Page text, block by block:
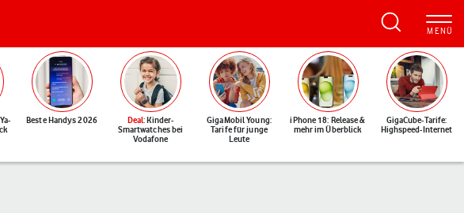
Beste Handys 2026 Deal: Kinder-
Smartwatches bei
Vodafone
GigaMobil Young:
Tarife für junge
Leute
iPhone 18: Release &
mehr im Überblick
GigaCube-Tarife:
Highspeed-Internet